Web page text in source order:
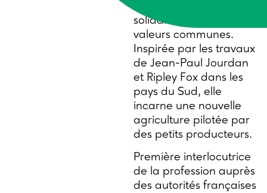
solidaire porté par des
valeurs communes.
Inspirée par les travaux
de Jean-Paul Jourdan
et Ripley Fox dans les
pays du Sud, elle
incarne une nouvelle
agriculture pilotée par
des petits producteurs.
Première interlocutrice
de la profession auprès
des autorités françaises